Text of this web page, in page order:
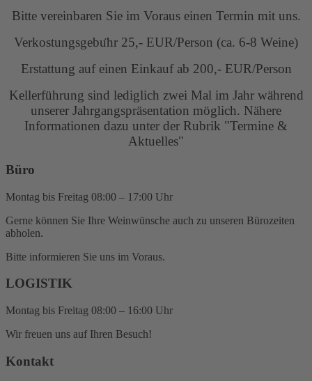
Bitte vereinbaren Sie im Voraus einen Termin mit uns.
Verkostungsgebuhr 25,- EUR/Person (ca. 6-8 Weine)
Erstattung auf einen Einkauf ab 200,- EUR/Person
Kellerführung sind lediglich zwei Mal im Jahr während
unserer Jahrgangspräsentation möglich. Nähere
Informationen dazu unter der Rubrik "Termine &
Aktuelles"
Büro
Montag bis Freitag 08:00 – 17:00 Uhr
Gerne können Sie Ihre Weinwünsche auch zu unseren Bürozeiten
abholen.
Bitte informieren Sie uns im Voraus.
LOGISTIK
Montag bis Freitag 08:00 – 16:00 Uhr
Wir freuen uns auf Ihren Besuch!
Kontakt